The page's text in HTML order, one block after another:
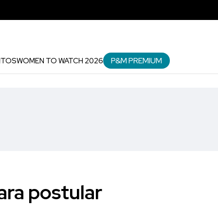
WOMEN TO WATCH 2026 P&M PREMIUM
postular